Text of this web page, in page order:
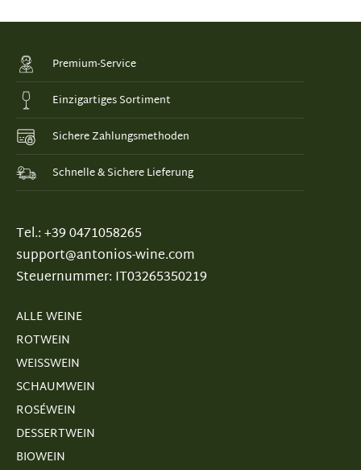
Premium-Service
Einzigartiges Sortiment
Sichere Zahlungsmethoden
Schnelle & Sichere Lieferung
Tel.: +39 0471058265
support@antonios-wine.com
Steuernummer: IT03265350219
ALLE WEINE
ROTWEIN
WEISSWEIN
SCHAUMWEIN
ROSÉWEIN
DESSERTWEIN
BIOWEIN